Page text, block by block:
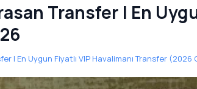
Transfer | En
| En Uygun Fiyatlı VIP Havalimanı Transfer (2026